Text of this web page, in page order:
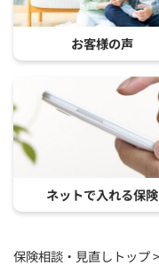
お客様の声
ネットで入れる保険
保険相談・見直しトップ